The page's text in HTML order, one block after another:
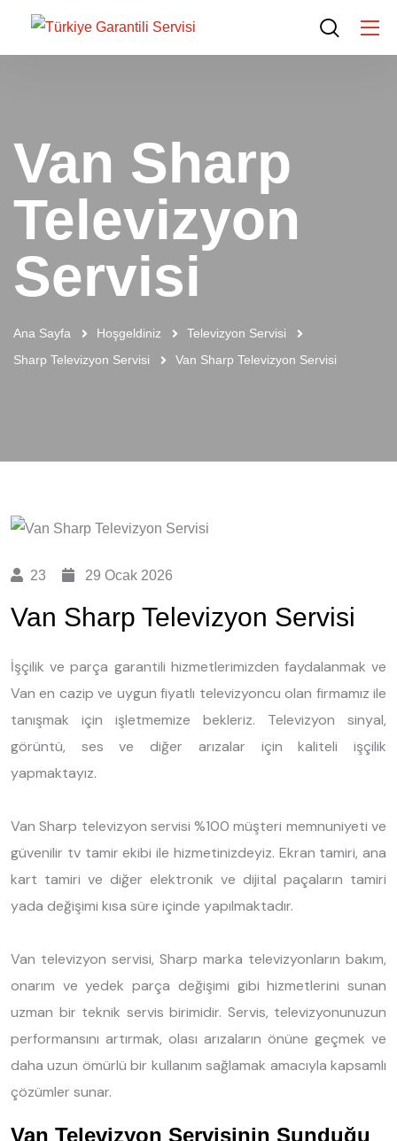
Van Sharp
Televizyon
Servisi
Ana Sayfa Hoşgeldiniz
Televizyon Servisi
Sharp Televizyon Servisi
Van Sharp Televizyon Servisi
23 29 Ocak 2026
Van Sharp Televizyon Servisi
İşçilik ve parça garantili hizmetlerimizden faydalanmak ve
Van en cazip ve uygun fiyatlı televizyoncu olan firmamız ile
tanışmak için işletmemize bekleriz. Televizyon sinyal,
görüntü, ses ve diğer arızalar için kaliteli işçilik
yapmaktayız.
Van Sharp televizyon servisi %100 müşteri memnuniyeti ve
güvenilir tv tamir ekibi ile hizmetinizdeyiz. Ekran tamiri, ana
kart tamiri ve diğer elektronik ve dijital paçaların tamiri
yada değişimi kısa süre içinde yapılmaktadır.
Van televizyon servisi, Sharp marka televizyonların bakım,
onarım ve yedek parça değişimi gibi hizmetlerini sunan
uzman bir teknik servis birimidir. Servis, televizyonunuzun
performansını artırmak, olası arızaların önüne geçmek ve
daha uzun ömürlü bir kullanım sağlamak amacıyla kapsamlı
çözümler sunar.
Van Televizyon Servisinin Sunduğu